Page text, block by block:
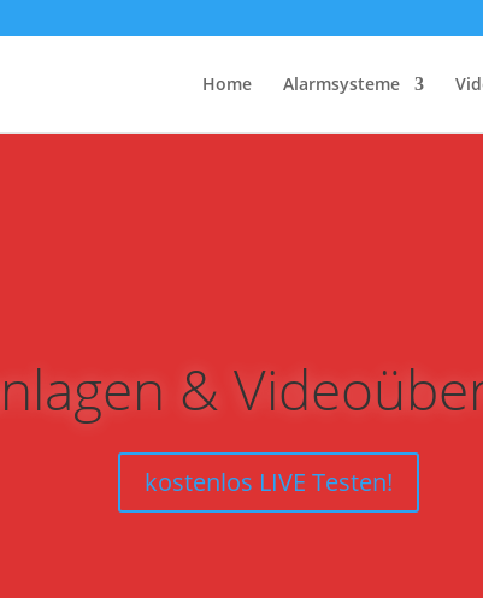
Home Alarmsysteme
&
kostenlos LIVE Testen!